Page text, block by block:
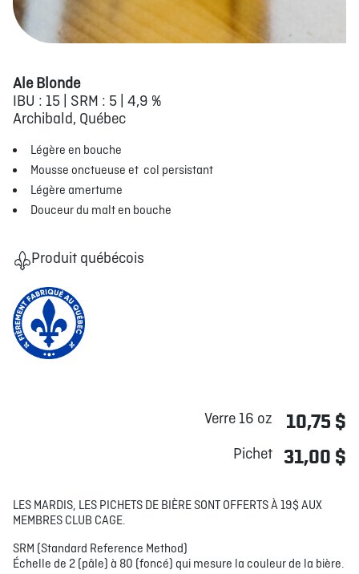
Ale Blonde
IBU : 15 | SRM : 5 | 4,9 %
Archibald, Québec
Légère en bouche
Mousse onctueuse et col persistant
Légère amertume
Douceur du malt en bouche
Produit québécois
Verre 16 oz 10,75 $
Pichet 31,00 $
LES MARDIS, LES PICHETS DE BIÈRE SONT OFFERTS À 19$ AUX
MEMBRES CLUB CAGE.
SRM (Standard Reference Method)
Échelle de 2 (pâle) à 80 (foncé) qui mesure la couleur de la bière.